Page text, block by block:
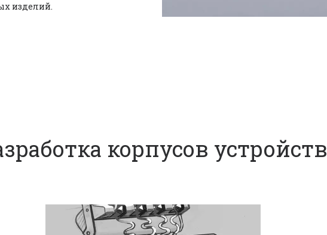
изделий.
корпусов устройств